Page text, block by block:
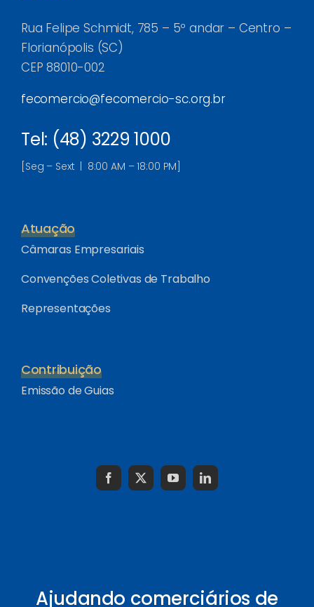
Rua Felipe Schmidt, 785 – 5º andar – Centro –
Florianópolis (SC)
CEP 88010-002
fecomercio@fecomercio-sc.org.br
Tel: (48) 3229 1000
[Seg – Sext | 8:00 AM – 18:00 PM]
Atuação
Câmaras Empresariais
Convenções Coletivas de Trabalho
Representações
Contribuição
Emissão de Guias
Ajudando comerciários de